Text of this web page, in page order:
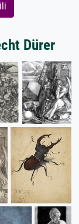
Dürer